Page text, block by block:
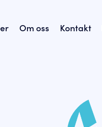
Om oss Kontakt